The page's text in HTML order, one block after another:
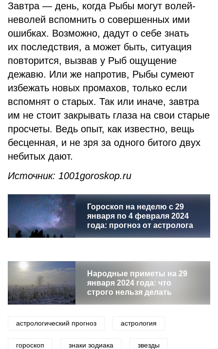
Завтра — день, когда Рыбы могут волей-
неволей вспомнить о совершенных ими
ошибках. Возможно, дадут о себе знать
их последствия, а может быть, ситуация
повторится, вызвав у Рыб ощущение
дежавю. Или же напротив, Рыбы сумеют
избежать новых промахов, только если
вспомнят о старых. Так или иначе, завтра
им не стоит закрывать глаза на свои старые
просчеты. Ведь опыт, как известно, вещь
бесценная, и не зря за одного битого двух
небитых дают.
Источник: 1001goroskop.ru
Гороскоп на неделю с 29
января по 4 февраля 2024
года: прогноз от астролога
Народные приметы на 29
января 2024 года: что
строго нельзя делать
астрологический прогноз астрология
гороскоп знаки зодиака звезды